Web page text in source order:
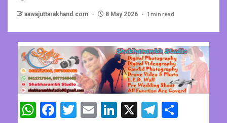
aawajuttarakhand.com 8 May 2026 1 min read
WhatsApp
Facebook
Twitter
EmailLinkedIn
X Telegram